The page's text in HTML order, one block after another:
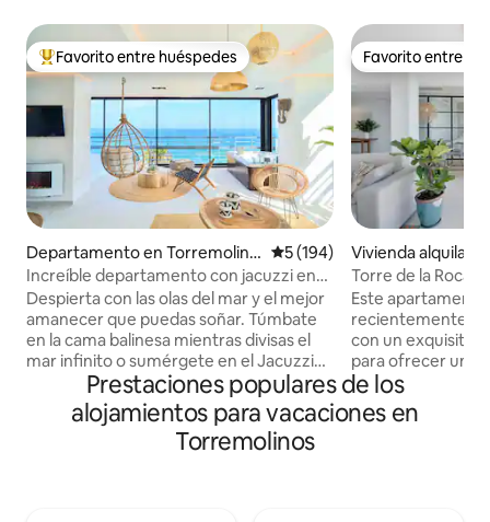
Favorito entre los huéspedes más destacados
Favorito entre huéspedes
Departamento en Torremolino
s
Calificación promedio: 5 de
5 (194)
Increíble departamento con jacuzzi en
Savanna Beach
Despierta con las olas del mar y el mejor
amanecer que puedas soñar. Túmbate
en la cama balinesa mientras divisas el
mar infinito o sumérgete en el Jacuzzi
climatizado mientras te tomas una copa
de cava. El Savanna Beach está pensado
para pasar unas vacaciones relajantes en
un lugar mágico y con encanto. El
Favorito entre
Favorito entre
Vivienda
molinos
Torre de la Roca -
Parking
Este
recientemente
con un exquisito
para ofrecer una
Cada detalle ha
pensado,
acogedor y
Prestaciones populares de los
alojamientos para vacaciones en
Torremolinos